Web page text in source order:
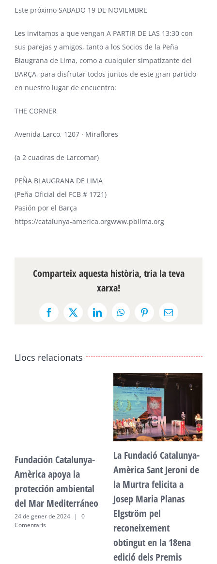
Este próximo SABADO 19 DE NOVIEMBRE
Les invitamos a que vengan A PARTIR DE LAS 13:30 con
sus parejas y amigos, tanto a los Socios de la Peña
Blaugrana de Lima, como a cualquier simpatizante del
BARÇA, para disfrutar todos juntos de este gran partido
en nuestro lugar de encuentro:
THE CORNER
Avenida Larco, 1207 · Miraflores
(a 2 cuadras de Larcomar)
PEÑA BLAUGRANA DE LIMA
(Peña Oficial del FCB # 1721)
Pasión por el Barça
https://catalunya-america.orgwww.pblima.org
Comparteix aquesta història, tria la teva
xarxa!
Facebook
X LinkedInWhatsAppPinterestEmail:
Llocs relacionats
Fundación Catalunya-
Amèrica apoya la
protección ambiental
del Mar Mediterráneo
24 de gener de 2024 |
0
Comentaris
La Fundació Catalunya-
Amèrica Sant Jeroni de
la Murtra felicita a
Josep Maria Planas
Elgström pel
reconeixement
obtingut en la 18ena
edició dels Premis